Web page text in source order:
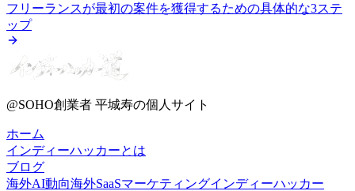
フリーランスが最初の案件を獲得するための具体的な3ステ
ップ
@SOHO創業者 平城寿の個人サイト
ホーム
インディーハッカーとは
ブログ
海外AI動向海外SaaSマーケティングインディーハッカー